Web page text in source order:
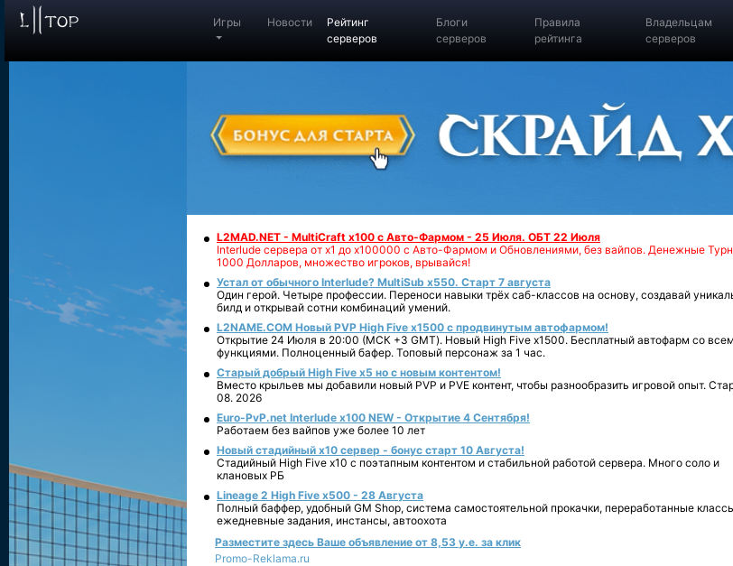
Игры Новости
Рейтинг
серверов
Блоги
серверов
Правила
рейтинга
Владельцам
серверов
L2MAD.NET - MultiCraft x100 с Авто-Фармом - 25 Июля. ОБТ 22 Июля
Interlude сервера от х1 до х100000 с Авто-Фармом и Обновлениями, без вайпов. Денежные
1000 Долларов, множество игроков, врывайся!
Устал от обычного Interlude? MultiSub x550. Старт 7 августа
Один герой. Четыре профессии. Переноси навыки трёх саб-классов на основу, создавай
билд и открывай сотни комбинаций умений.
L2NAME.COM Новый PVP High Five x1500 с продвинутым автофармом!
Открытие 24 Июля в 20:00 (МСК +3 GMT). Новый High Five x1500. Бесплатный автофарм со
функциями. Полноценный бафер. Топовый персонаж за 1 час.
Старый добрый High Five x5 но с новым контентом!
Вместо крыльев мы добавили новый PVP и PVE контент, чтобы разнообразить игровой опыт.
08. 2026
Euro-PvP.net Interlude х100 NEW - Открытие 4 Сентября!
Работаем без вайпов уже более 10 лет
Новый стадийный х10 сервер - бонус старт 10 Августа!
Стадийный High Five x10 с поэтапным контентом и стабильной работой сервера. Много соло и
клановых РБ
Lineage 2 High Five x500 - 28 Августа
Полный баффер, удобный GM Shop, система самостоятельной прокачки, переработанные
ежедневные задания, инстансы, автоохота
Разместите здесь Ваше объявление от 8,53 у.е. за клик
Promo-Reklama.ru